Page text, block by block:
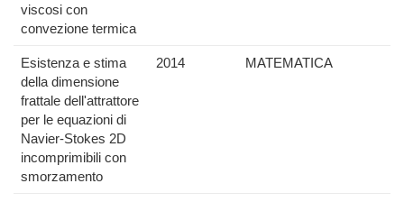
viscosi con
convezione termica
Esistenza e stima
della dimensione
frattale dell'attrattore
per le equazioni di
Navier-Stokes 2D
incomprimibili con
smorzamento
2014 MATEMATICA